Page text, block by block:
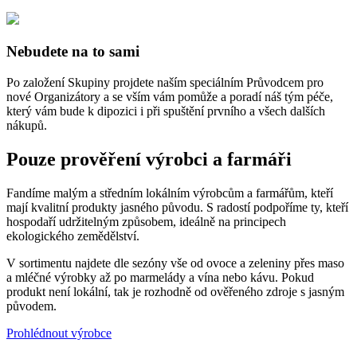
Nebudete na to sami
Po založení Skupiny projdete naším speciálním Průvodcem pro
nové Organizátory a se vším vám pomůže a poradí náš tým péče,
který vám bude k dipozici i při spuštění prvního a všech dalších
nákupů.
Pouze prověření výrobci a farmáři
Fandíme malým a středním lokálním výrobcům a farmářům, kteří
mají kvalitní produkty jasného původu. S radostí podpoříme ty, kteří
hospodaří udržitelným způsobem, ideálně na principech
ekologického zemědělství.
V sortimentu najdete dle sezóny vše od ovoce a zeleniny přes maso
a mléčné výrobky až po marmelády a vína nebo kávu. Pokud
produkt není lokální, tak je rozhodně od ověřeného zdroje s jasným
původem.
Prohlédnout výrobce